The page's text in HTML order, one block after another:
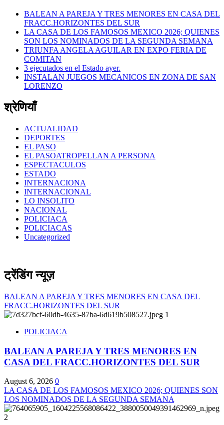
BALEAN A PAREJA Y TRES MENORES EN CASA DEL
FRACC.HORIZONTES DEL SUR
LA CASA DE LOS FAMOSOS MEXICO 2026; QUIENES
SON LOS NOMINADOS DE LA SEGUNDA SEMANA
TRIUNFA ANGELA AGUILAR EN EXPO FERIA DE
COMITAN
3 ejecutados en el Estado ayer.
INSTALAN JUEGOS MECANICOS EN ZONA DE SAN
LORENZO
श्रेणियाँ
ACTUALIDAD
DEPORTES
EL PASO
EL PASOATROPELLAN A PERSONA
ESPECTACULOS
ESTADO
INTERNACIONA
INTERNACIONAL
LO INSOLITO
NACIONAL
POLICIACA
POLICIACAS
Uncategorized
ट्रेंडिंग न्यूज़
BALEAN A PAREJA Y TRES MENORES EN CASA DEL
FRACC.HORIZONTES DEL SUR
1
POLICIACA
BALEAN A PAREJA Y TRES MENORES EN
CASA DEL FRACC.HORIZONTES DEL SUR
August 6, 2026 0
LA CASA DE LOS FAMOSOS MEXICO 2026; QUIENES SON
LOS NOMINADOS DE LA SEGUNDA SEMANA
2